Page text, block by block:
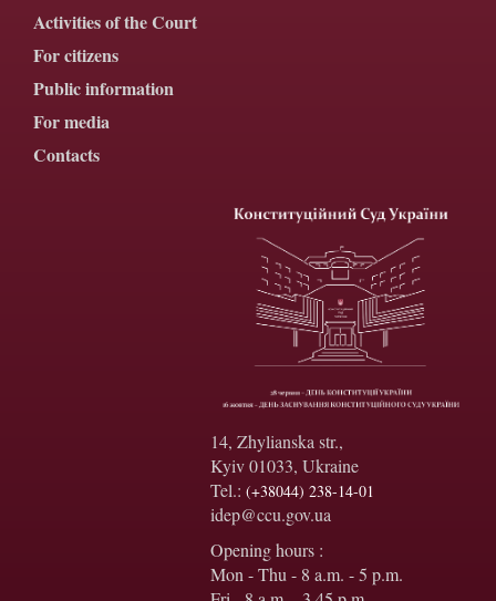
Activities of the Court
For citizens
Public information
For media
Contacts
14, Zhylianska str.,
Kyiv 01033, Ukraine
Tel.: (+38044) 238-14-01
idep@ccu.gov.ua
Opening hours :
Mon - Thu - 8 a.m. - 5 p.m.